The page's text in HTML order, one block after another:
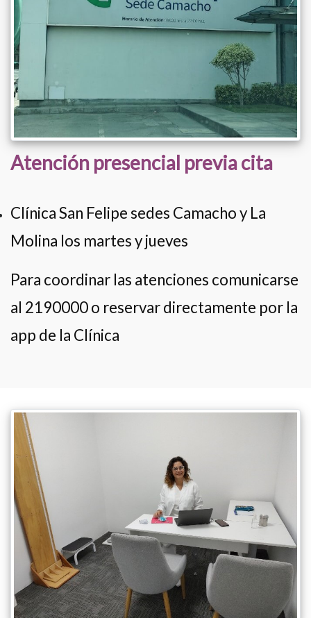
Atención presencial previa cita
Clínica San Felipe sedes Camacho y La
Molina los martes y jueves
Para coordinar las atenciones comunicarse
al 2190000 o reservar directamente por la
app de la Clínica